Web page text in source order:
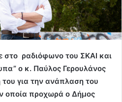
στο ραδιόφωνο του ΣΚΑΙ και
ο κ. Παύλος Γερουλάνος
του για την ανάπλαση του
οποία προχωρά ο Δήμος